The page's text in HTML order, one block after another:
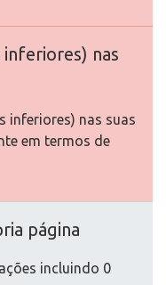
nas
inferiores) nas suas
em termos de
página
incluindo 0